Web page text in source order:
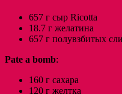
657 г сыр Ricotta
18.7 г желатина
657 г полувзбитых
Pate a bomb:
160 г сахара
120 г желтка